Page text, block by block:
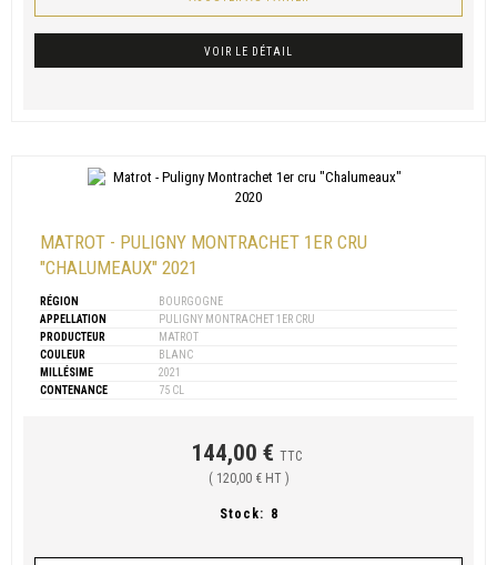
VOIR LE DÉTAIL
MATROT - PULIGNY MONTRACHET 1ER CRU
"CHALUMEAUX" 2021
RÉGION
BOURGOGNE
APPELLATION
PULIGNY MONTRACHET 1ER CRU
PRODUCTEUR
MATROT
COULEUR
BLANC
MILLÉSIME
2021
CONTENANCE
75 CL
144,00 € TTC
( 120,00 € HT )
Stock: 8